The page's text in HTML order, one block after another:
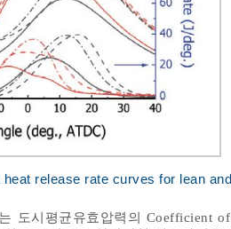
heat release rate curves for lean
도시평균유효압력의 Coefficient